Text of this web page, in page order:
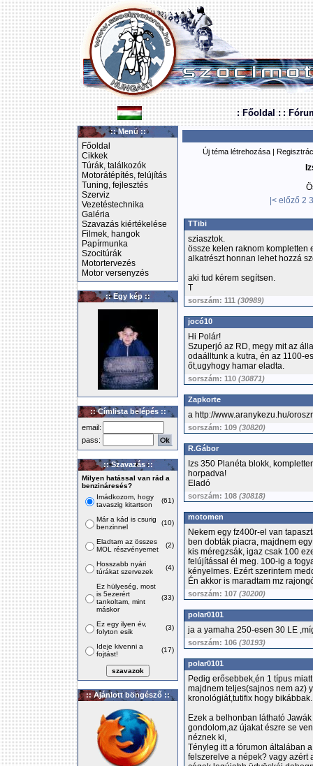
: Főoldal : :
:: Menü ::
Főoldal
Cikkek
Túrák, találkozók
Motorátépítés, felújítás
Tuning, fejlesztés
Szerviz
Vezetéstechnika
Galéria
Szavazás kiértékelése
Filmek, hangok
Papírmunka
Szocitúrák
Motortervezés
Motor versenyzés
:: Egy kép ::
:: Címlista belépés ::
email:
pass:
:: Szavazás ::
Milyen hatással van rád a
benzináresés?
Imádkozom, hogy
tavaszig kitartson
(61)
Már a kád is csurig
benzinnel
(10)
Eladtam az összes
MOL részvényemet
(2)
Hosszabb nyári
túrákat szervezek
(4)
Ez hülyeség, most
is 5ezerért
tankoltam, mint
máskor
(33)
Ez egy ilyen év,
folyton esik
(3)
Ideje kivenni a
fojtást!
(17)
:: Ajánlott böngésző ::
Új téma létrehozása |
|< előző 2 3
TTibi
sziasztok.
össze kelen raknom kompletten
alkatrészt honnan lehet hozzá
aki tud kérem segítsen.
T
sorszám: 111 (30989)
jocó10
Hi Polár!
Szuperjó az RD, megy mit az
odaálltunk a kutra, én az 1100-
őt,ugyhogy hamar eladta.
sorszám: 110 (30871)
Zapkorte
a http://www.aranykezu.hu/
sorszám: 109 (30820)
R.Gábor
Izs 350 Planéta blokk,
horpadva!
Eladó
sorszám: 108 (30818)
motomen
Nekem egy fz400r-el van
ben dobták piacra, majdnem
kis méregzsák, igaz csak 100
felújítással él meg. 100-ig a
kényelmes. Ezért szerintem
Én akkor is maradtam mz
sorszám: 107 (30200)
polar0101
ja a yamaha 250-esen 30 LE
sorszám: 106 (30193)
polar0101
Pedig erősebbek,én 1 típus
majdnem teljes(sajnos nem az)
kronológiát,tutifix hogy bikábbak.
Ezek a belhonban látható
gondolom,az újakat észre se
néznek ki,
Tényleg itt a fórumon általában
felszerelve a népek? vagy azért